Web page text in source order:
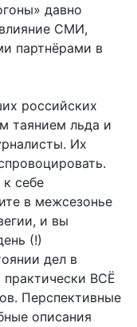
давно
СМИ,
партнёрами в
российских
таянием льда и
Их
себе
в межсезонье
и вы
(!)
дел в
ВСЁ
Перспективные
описания